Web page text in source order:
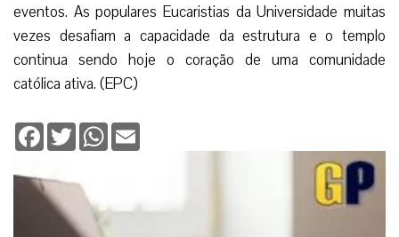
eventos. As populares Eucaristias da Universidade muitas
vezes desafiam a capacidade da estrutura e o templo
continua sendo hoje o coração de uma comunidade
católica ativa. (EPC)
Facebook
TwitterWhatsApp